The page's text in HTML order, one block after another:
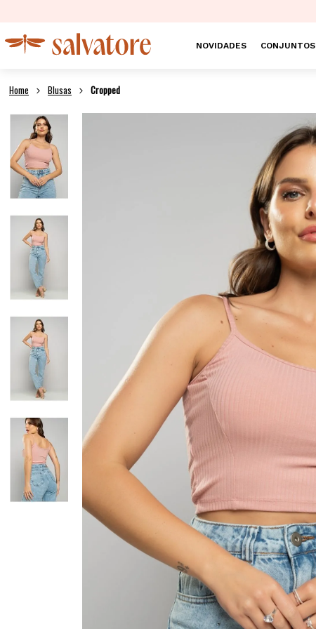
NOVIDADES CONJUNTOS
Blusas Cropped